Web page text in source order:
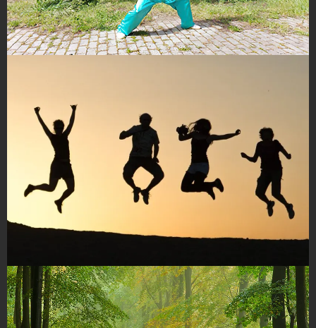
Stage de Tantra par Valérie Rouiller-
Roche et Jean Paul Iva 11-14 Juillet
2024